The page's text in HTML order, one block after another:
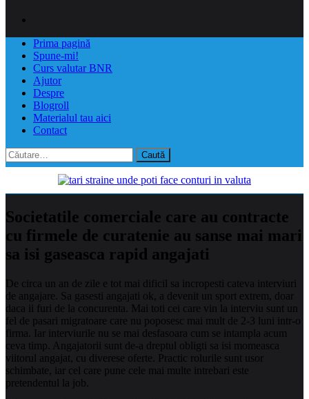
Prima pagină
Spune-mi!
Curs valutar BNR
Ajutor
Despre
Blogroll
Materialul tau aici
Contact
Caută
după:
Societatile comerciale care au contracte
cu firmele de curatenie au sanse mai mari
sa isi gaseasca rapid angajati
De circa un an de zile e tot mai dificil sa incropesti cateva interviuri
de angajare. Sa gasesti angajati ok, a devenit un sport extrem, doar
daca ii furi de la concurenta. Mai toti cei care vin la interviu sunt un
fel de pasari migratoare care nu poposesc mai mult de 2-3 luni intr-o
firma. Iar interviurile nu se mai desfasoara cum se intampla acum
ceva timp. Angajatorii sunt de-a dreptul obligti sa isi momeasca
viitorul angajat, cu diverese oferte. Practic rolurile sunt usor
schimbate, iar cel care pune cele mai multe intrebari este
pretendentul la job.